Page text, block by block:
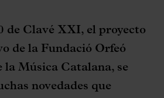
de Clavé XXI, el proyecto
de la Fundació Orfeó
la Música Catalana, se
novedades que